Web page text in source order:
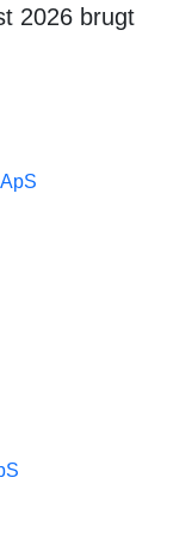
2026 brugt